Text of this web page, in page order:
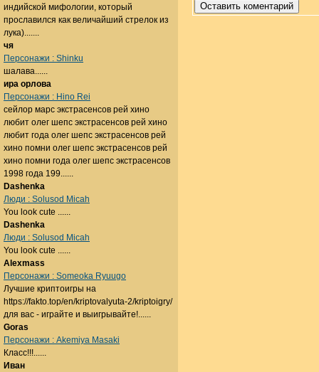
индийской мифологии, который
прославился как величайший стрелок из
лука).......
чя
Персонажи : Shinku
шалава......
ира орлова
Персонажи : Hino Rei
сейлор марс экстрасенсов рей хино
любит олег шепс экстрасенсов рей хино
любит года олег шепс экстрасенсов рей
хино помни олег шепс экстрасенсов рей
хино помни года олег шепс экстрасенсов
1998 года 199......
Dashenka
Люди : Solusod Micah
You look cute ......
Dashenka
Люди : Solusod Micah
You look cute ......
Alexmass
Персонажи : Someoka Ryuugo
Лучшие криптоигры на
https://fakto.top/en/kriptovalyuta-2/kriptoigry/
для вас - играйте и выигрывайте!......
Goras
Персонажи : Akemiya Masaki
Класс!!!......
Иван